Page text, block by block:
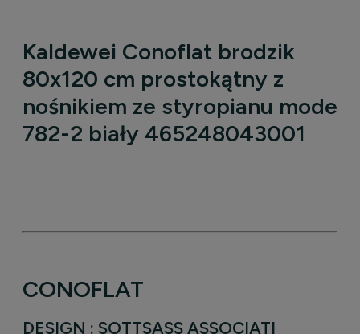
Kaldewei Conoflat brodzik
80x120 cm prostokątny z
nośnikiem ze styropianu model
782-2 biały 465248043001
CONOFLAT
DESIGN : SOTTSASS ASSOCIATI